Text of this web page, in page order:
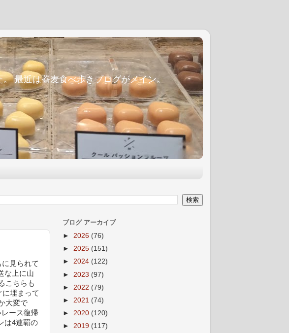
最近は蕎麦食べ歩きブログがメイン。
見られて
な上に山
こちらも
埋まって
大変で
ース復帰
は4連覇の
ブログ アーカイブ
► 2026 (76)
► 2025 (151)
► 2024 (122)
► 2023 (97)
► 2022 (79)
► 2021 (74)
► 2020 (120)
► 2019 (117)